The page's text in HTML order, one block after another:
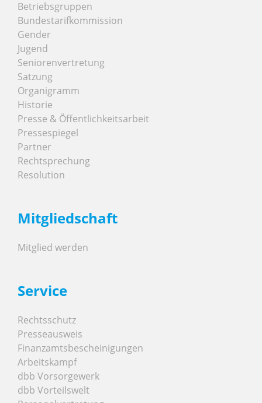
Betriebsgruppen
Bundestarifkommission
Gender
Jugend
Seniorenvertretung
Satzung
Organigramm
Historie
Presse & Öffentlichkeitsarbeit
Pressespiegel
Partner
Rechtsprechung
Resolution
Mitgliedschaft
Mitglied werden
Service
Rechtsschutz
Presseausweis
Finanzamtsbescheinigungen
Arbeitskampf
dbb Vorsorgewerk
dbb Vorteilswelt